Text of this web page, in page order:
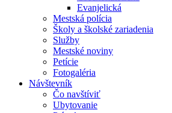
Evanjelická
Mestská polícia
Školy a školské zariadenia
Služby
Mestské noviny
Petície
Fotogaléria
Návštevník
Čo navštíviť
Ubytovanie